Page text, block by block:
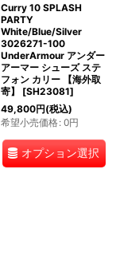
Curry 10 SPLASH
PARTY
White/Blue/Silver
3026271-100
UnderArmour アンダー
アーマー シューズ ステ
フォン カリー 【海外取
寄】
[SH23081]
49,800円(税込)
希望小売価格: 0円
オプション選択